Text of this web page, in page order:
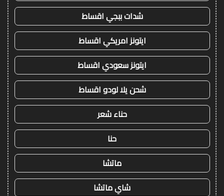
شدات ببجي اقساط
ايتونز امريكي اقساط
ايتونز سعودي اقساط
شحن يلا لودو اقساط
حناء شعر
حنا
ماتشا
شاي ماتشا